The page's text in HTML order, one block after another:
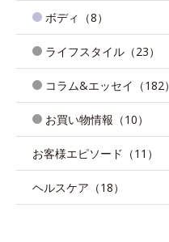
ボディ（8）
ライフスタイル（23）
コラム&エッセイ（182）
お買い物情報（10）
お客様エピソード（11）
ヘルスケア（18）